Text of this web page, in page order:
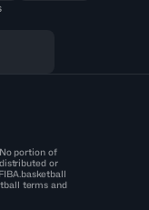
portion of
or
terms and